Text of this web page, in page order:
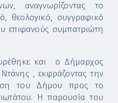
αναγνωρίζοντας το
θεολογικό, συγγραφικό
επιφανούς συμπατριώτη
και ο Δήμαρχος
, εκφράζοντας την
του Δήμου προς το
Η παρουσία του